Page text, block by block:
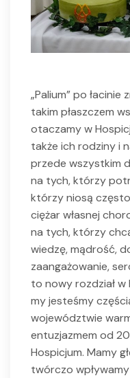
„Palium” po łacinie
takim płaszczem
otaczamy w
także ich rodziny i
przede wszystkim
na tych, którzy
którzy niosą
ciężar własnej
na tych, którzy
wiedzę, mądrość,
zaangażowanie,
to nowy rozdział
my jesteśmy
województwie
entuzjazmem od
Hospicjum. Mamy
twórczo